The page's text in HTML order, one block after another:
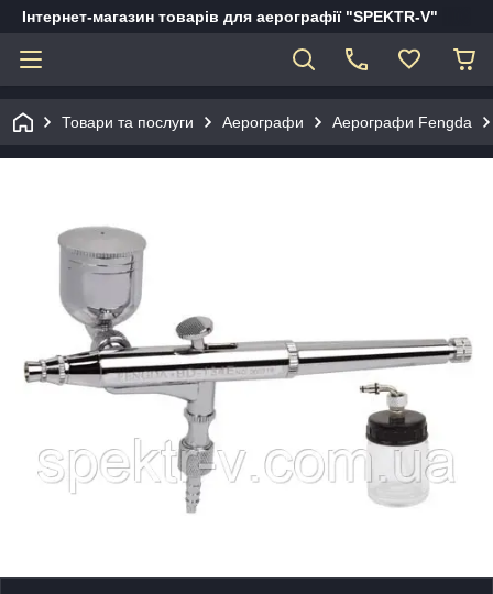
Інтернет-магазин товарів для аерографії "SPEKTR-V"
Товари та послуги Аерографи Аерографи Fengda